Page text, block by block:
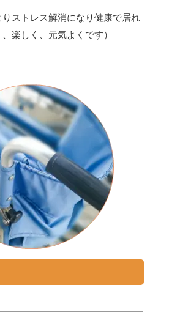
ストレス解消になり健康で居れ
楽しく、元気よくです）